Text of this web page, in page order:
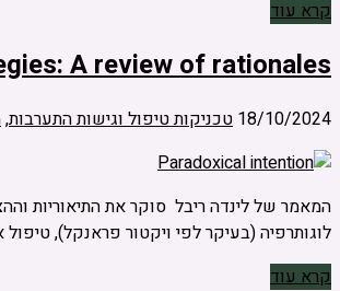
קרא עוד
A review of rationales
18/10/2024 טכניקות טיפול וגישות התערבות,
המאמר של לינדה ריבל סוקר את התיאוריות
לוגותרפיה (בעיקר לפי ויקטור פראנקל),
קרא עוד